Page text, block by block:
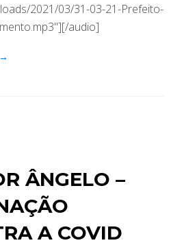
2021/03/31-03-21-Prefeito-
audio]
ÂNGELO –
A COVID